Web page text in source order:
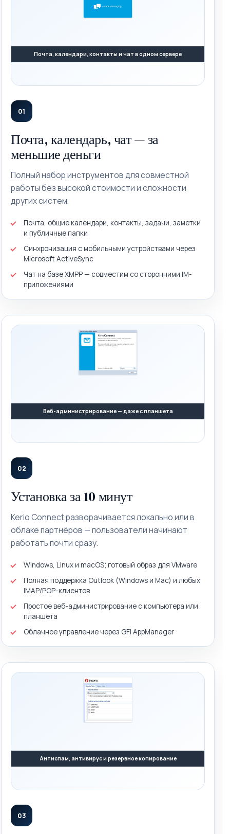
Почта, календари, контакты и чат в одном сервере
01
Почта, календарь, чат — за
меньшие деньги
Полный набор инструментов для совместной
работы без высокой стоимости и сложности
других систем.
Почта, общие календари, контакты, задачи, заметки
и публичные папки
Синхронизация с мобильными устройствами через
Microsoft ActiveSync
Чат на базе XMPP — совместим со сторонними IM-
приложениями
Веб-администрирование — даже с планшета
02
Установка за 10 минут
Kerio Connect разворачивается локально или в
облаке партнёров — пользователи начинают
работать почти сразу.
Windows, Linux и macOS; готовый образ для VMware
Полная поддержка Outlook (Windows и Mac) и любых
IMAP/POP-клиентов
Простое веб-администрирование с компьютера или
планшета
Облачное управление через GFI AppManager
Антиспам, антивирус и резервное копирование
03